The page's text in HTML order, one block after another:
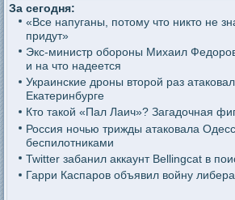
За сегодня:
«Все напуганы, потому что никто не
придут»
Экс-министр обороны Михаил
и на что надеется
Украинские дроны второй раз
Екатеринбурге
Кто такой «Пал Лаич»? Загадочная
Россия ночью трижды атаковала
беспилотниками
Twitter забанил аккаунт Bellingcat в
Гарри Каспаров объявил войну